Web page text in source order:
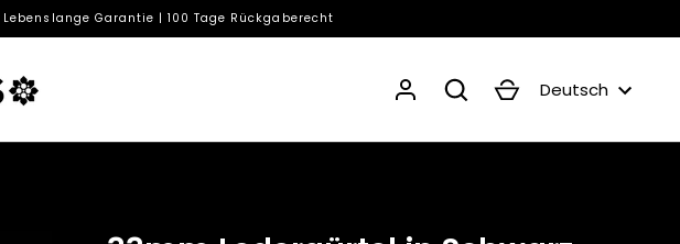
Garantie | 100 Tage Rückgaberecht
Sprache
Deutsch